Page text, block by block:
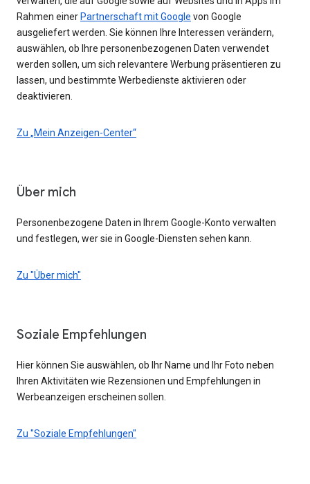
Rahmen einer Partnerschaft mit Google von Google
ausgeliefert werden. Sie können Ihre Interessen verändern,
auswählen, ob Ihre personenbezogenen Daten verwendet
werden sollen, um sich relevantere Werbung präsentieren zu
lassen, und bestimmte Werbedienste aktivieren oder
deaktivieren.
Zu „Mein Anzeigen-Center“
Über mich
Personenbezogene Daten in Ihrem Google-Konto verwalten
und festlegen, wer sie in Google-Diensten sehen kann.
Zu "Über mich"
Soziale Empfehlungen
Hier können Sie auswählen, ob Ihr Name und Ihr Foto neben
Ihren Aktivitäten wie Rezensionen und Empfehlungen in
Werbeanzeigen erscheinen sollen.
Zu "Soziale Empfehlungen"